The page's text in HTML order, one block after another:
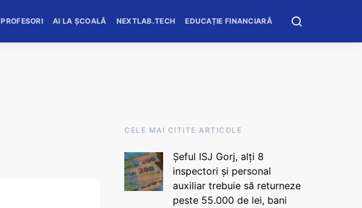
PROFESORI AI LA ȘCOALĂ NEXTLAB.TECH EDUCAȚIE FINANCIARĂ
CELE MAI CITITE ARTICOLE
Șeful ISJ Gorj, alți 8
inspectori și personal
auxiliar trebuie să returneze
peste 55.000 de lei, bani